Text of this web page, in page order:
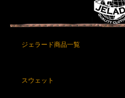
ジェラード商品一覧
スウェット